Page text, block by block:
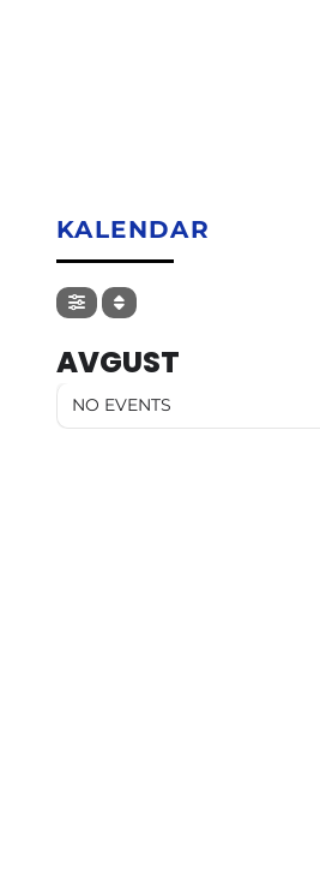
KALENDAR
AVGUST
NO EVENTS